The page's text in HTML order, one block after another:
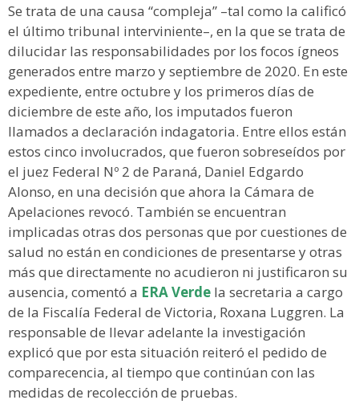
Se trata de una causa “compleja” –tal como la calificó
el último tribunal interviniente–, en la que se trata de
dilucidar las responsabilidades por los focos ígneos
generados entre marzo y septiembre de 2020. En este
expediente, entre octubre y los primeros días de
diciembre de este año, los imputados fueron
llamados a declaración indagatoria. Entre ellos están
estos cinco involucrados, que fueron sobreseídos por
el juez Federal Nº 2 de Paraná, Daniel Edgardo
Alonso, en una decisión que ahora la Cámara de
Apelaciones revocó. También se encuentran
implicadas otras dos personas que por cuestiones de
salud no están en condiciones de presentarse y otras
más que directamente no acudieron ni justificaron su
ausencia, comentó a ERA Verde la secretaria a cargo
de la Fiscalía Federal de Victoria, Roxana Luggren. La
responsable de llevar adelante la investigación
explicó que por esta situación reiteró el pedido de
comparecencia, al tiempo que continúan con las
medidas de recolección de pruebas.